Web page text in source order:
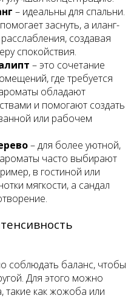
– идеальны для спальни.
заснуть, а иланг-
создавая
спокойствия.
– это сочетание
где требуется
обладают
и помогают создать
или рабочем
– для более уютной,
часто выбирают
в гостиной или
мягкости, а сандал
соблюдать баланс, чтобы
Для этого можно
такие как жожоба или